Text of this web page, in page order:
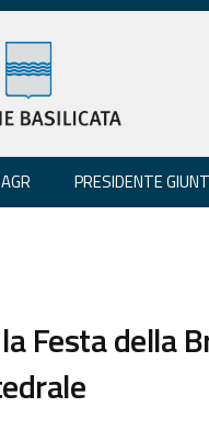
PRESIDENTE
Festa della